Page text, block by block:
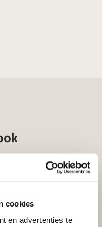
cookies
en advertenties te
Incl. btw